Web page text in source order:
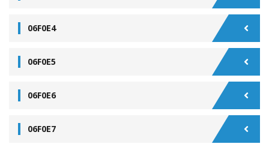
06F0E4
06F0E5
06F0E6
06F0E7